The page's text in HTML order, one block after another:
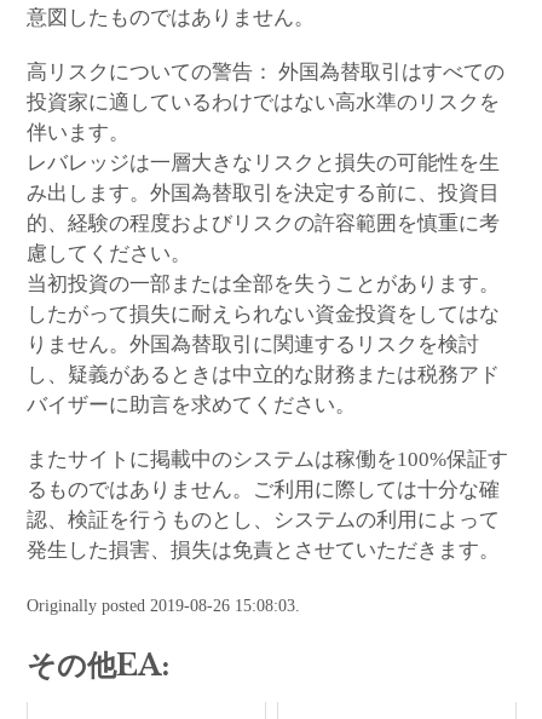
意図したものではありません。
高リスクについての警告： 外国為替取引はすべての
投資家に適しているわけではない高水準のリスクを
伴います。
レバレッジは一層大きなリスクと損失の可能性を生
み出します。外国為替取引を決定する前に、投資目
的、経験の程度およびリスクの許容範囲を慎重に考
慮してください。
当初投資の一部または全部を失うことがあります。
したがって損失に耐えられない資金投資をしてはな
りません。外国為替取引に関連するリスクを検討
し、疑義があるときは中立的な財務または税務アド
バイザーに助言を求めてください。
またサイトに掲載中のシステムは稼働を100%保証す
るものではありません。ご利用に際しては十分な確
認、検証を行うものとし、システムの利用によって
発生した損害、損失は免責とさせていただきます。
Originally posted 2019-08-26 15:08:03.
その他EA: